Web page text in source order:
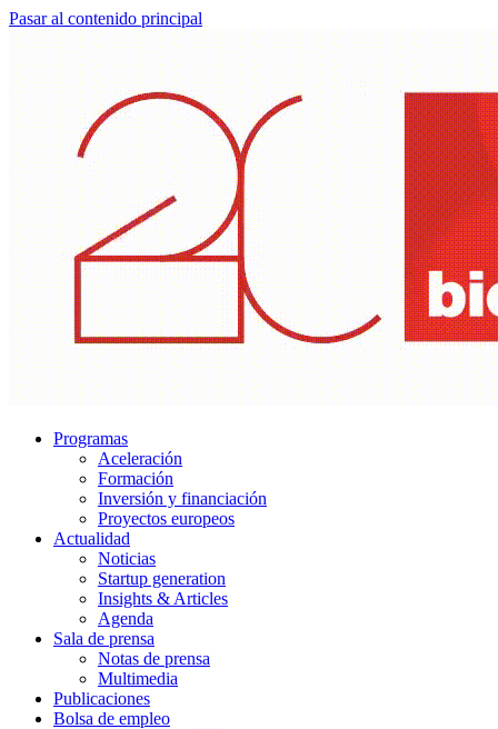
Pasar al contenido principal
Programas
Aceleración
Formación
Inversión y financiación
Proyectos europeos
Actualidad
Noticias
Startup generation
Insights & Articles
Agenda
Sala de prensa
Notas de prensa
Multimedia
Publicaciones
Bolsa de empleo